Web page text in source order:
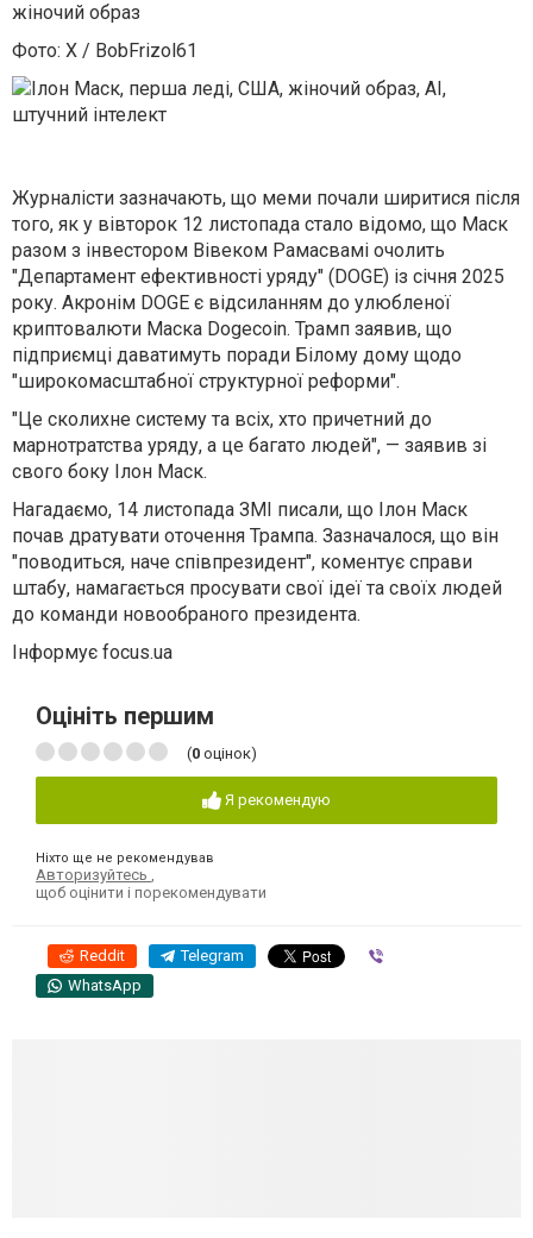
жіночий образ
Фото: X / BobFrizol61
Журналісти зазначають, що меми почали ширитися після
того, як у вівторок 12 листопада стало відомо, що Маск
разом з інвестором Вівеком Рамасвамі очолить
"Департамент ефективності уряду" (DOGE) із січня 2025
року. Акронім DOGE є відсиланням до улюбленої
криптовалюти Маска Dogecoin. Трамп заявив, що
підприємці даватимуть поради Білому дому щодо
"широкомасштабної структурної реформи".
"Це сколихне систему та всіх, хто причетний до
марнотратства уряду, а це багато людей", — заявив зі
свого боку Ілон Маск.
Нагадаємо, 14 листопада ЗМІ писали, що Ілон Маск
почав дратувати оточення Трампа. Зазначалося, що він
"поводиться, наче співпрезидент", коментує справи
штабу, намагається просувати свої ідеї та своїх людей
до команди новообраного президента.
Інформує focus.ua
Оцініть першим
(0 оцінок)
Я рекомендую
Ніхто ще не рекомендував
Авторизуйтесь ,
щоб оцінити і порекомендувати
Reddit Telegram
WhatsApp